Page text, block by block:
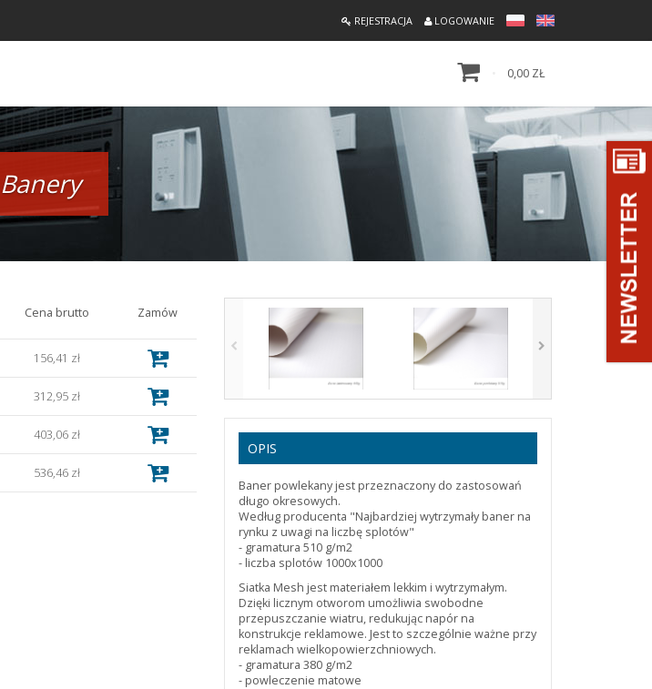
REJESTRACJA LOGOWANIE
0,00 ZŁ
Banery
Cena brutto Zamów
156,41 zł
312,95 zł
403,06 zł
536,46 zł
OPIS
Baner powlekany jest przeznaczony do zastosowań
długo okresowych.
Według producenta "Najbardziej wytrzymały baner na
rynku z uwagi na liczbę splotów"
- gramatura 510 g/m2
- liczba splotów 1000x1000
Siatka Mesh jest materiałem lekkim i wytrzymałym.
Dzięki licznym otworom umożliwia swobodne
przepuszczanie wiatru, redukując napór na
konstrukcje reklamowe. Jest to szczególnie ważne przy
reklamach wielkopowierzchniowych.
- gramatura 380 g/m2
- powleczenie matowe